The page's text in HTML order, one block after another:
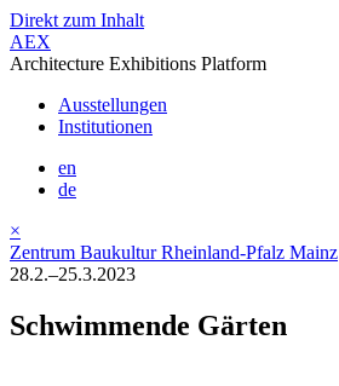
Direkt zum Inhalt
AEX
Architecture Exhibitions Platform
Ausstellungen
Institutionen
en
de
×
Zentrum Baukultur Rheinland-Pfalz Mainz
28.2.–25.3.2023
Schwimmende Gärten